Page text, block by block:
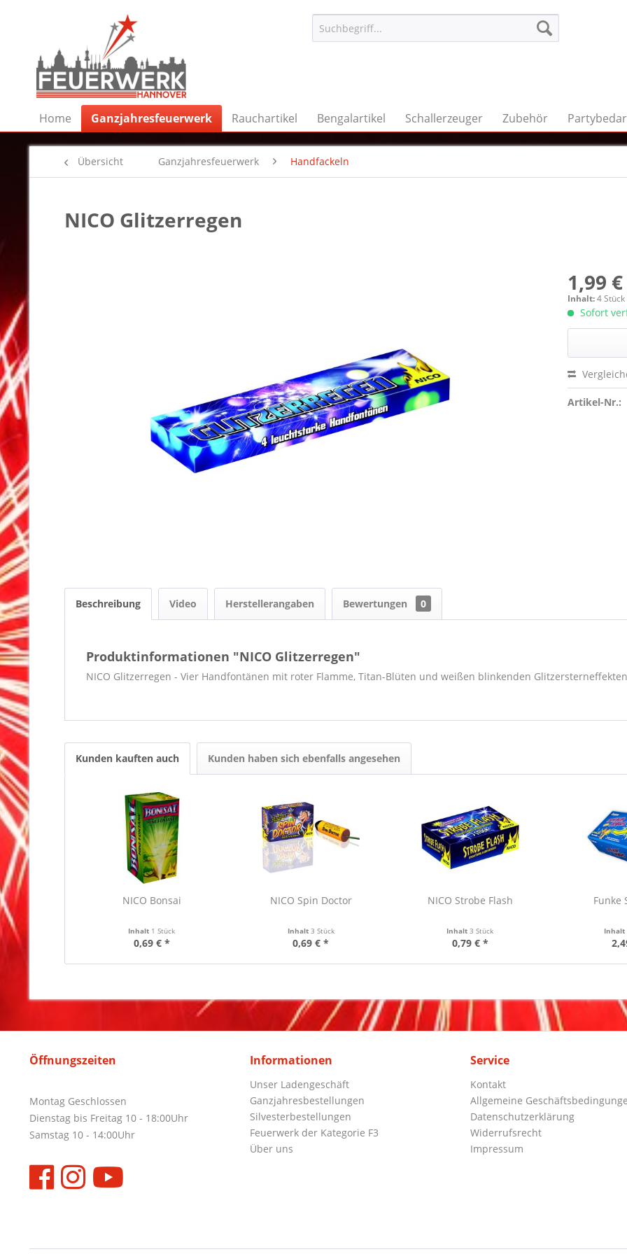
Home Ganzjahresfeuerwerk Rauchartikel Bengalartikel Schallerzeuger Zubehör
Übersicht Ganzjahresfeuerwerk Handfackeln
NICO Glitzerregen
1,99
Inhalt:4 Stück
Sofort
Artikel-Nr.:
Beschreibung Video Herstellerangaben Bewertungen 0
Produktinformationen "NICO Glitzerregen"
NICO Glitzerregen - Vier Handfontänen mit roter Flamme, Titan-Blüten und weißen blinkenden
Kunden kauften auch Kunden haben sich ebenfalls angesehen
NICO Bonsai
Inhalt 1 Stück
0,69 € *
NICO Spin Doctor
Inhalt 3 Stück
0,69 € *
NICO Strobe Flash
Inhalt3 Stück
0,79 € *
Funke
Inhalt
Öffnungszeiten
Montag Geschlossen
Dienstag bis Freitag 10 - 18:00Uhr
Samstag 10 - 14:00Uhr
Informationen
Unser Ladengeschäft
Ganzjahresbestellungen
Silvesterbestellungen
Feuerwerk der Kategorie F3
Über uns
Service
Kontakt
Allgemeine
Datenschutzerklärung
Widerrufsrecht
Impressum